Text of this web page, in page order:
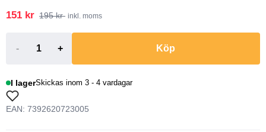
151 kr 195 kr inkl. moms
- + Köp
I lagerSkickas inom 3 - 4 vardagar
EAN: 7392620723005